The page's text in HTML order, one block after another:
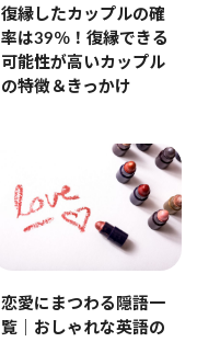
復縁したカップルの確
率は39％！復縁できる
可能性が高いカップル
の特徴＆きっかけ
恋愛にまつわる隠語一
覧｜おしゃれな英語の